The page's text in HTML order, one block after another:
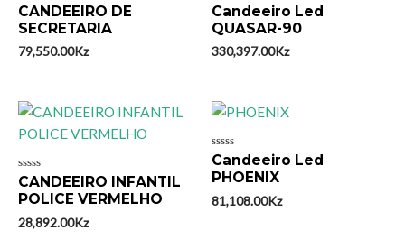
Avaliação
0
de
5
CANDEEIRO DE
SECRETARIA
79,550.00Kz
Avaliação
0
de
5
Candeeiro Led
QUASAR-90
330,397.00Kz
Avaliação
0
de
5
CANDEEIRO INFANTIL
POLICE VERMELHO
28,892.00Kz
Avaliação
0
de
5
Candeeiro Led
PHOENIX
81,108.00Kz